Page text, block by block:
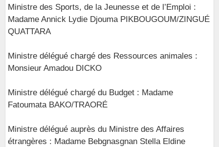
Ministre des Sports, de la Jeunesse et de l’Emploi :
Madame Annick Lydie Djouma PIKBOUGOUM/ZINGUÉ
QUATTARA
Ministre délégué chargé des Ressources animales :
Monsieur Amadou DICKO
Ministre délégué chargé du Budget : Madame
Fatoumata BAKO/TRAORÉ
Ministre délégué auprès du Ministre des Affaires
étrangères : Madame Bebgnasgnan Stella Eldine